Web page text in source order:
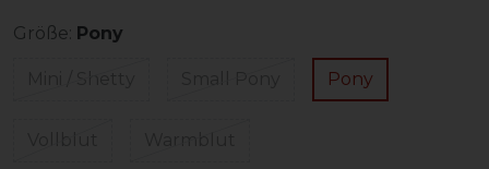
Größe: Pony
Pony